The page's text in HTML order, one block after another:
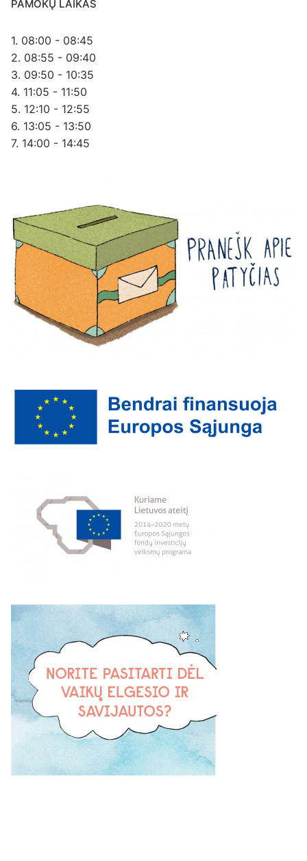
PAMOKŲ LAIKAS
1. 08:00 - 08:45
2. 08:55 - 09:40
3. 09:50 - 10:35
4. 11:05 - 11:50
5. 12:10 - 12:55
6. 13:05 - 13:50
7. 14:00 - 14:45